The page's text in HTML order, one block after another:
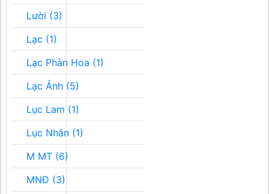
Lười (3)
Lạc (1)
Lạc Phàn Hoa (1)
Lạc Ảnh (5)
Lục Lam (1)
Lục Nhân (1)
M MT (6)
MNĐ (3)